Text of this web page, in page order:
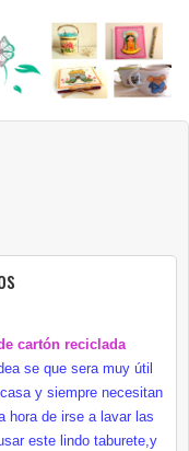
cartón reciclada
se que sera muy útil
y siempre necesitan
hora de irse a lavar las
este lindo taburete,y